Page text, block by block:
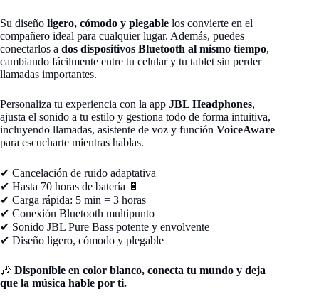
Su diseño ligero, cómodo y plegable los convierte en el
compañero ideal para cualquier lugar. Además, puedes
conectarlos a dos dispositivos Bluetooth al mismo tiempo,
cambiando fácilmente entre tu celular y tu tablet sin perder
llamadas importantes.
Personaliza tu experiencia con la app JBL Headphones,
ajusta el sonido a tu estilo y gestiona todo de forma intuitiva,
incluyendo llamadas, asistente de voz y función VoiceAware
para escucharte mientras hablas.
✔ Cancelación de ruido adaptativa
✔ Hasta 70 horas de batería 🔋
✔ Carga rápida: 5 min = 3 horas
✔ Conexión Bluetooth multipunto
✔ Sonido JBL Pure Bass potente y envolvente
✔ Diseño ligero, cómodo y plegable
🎶 Disponible en color blanco, conecta tu mundo y deja
que la música hable por ti.